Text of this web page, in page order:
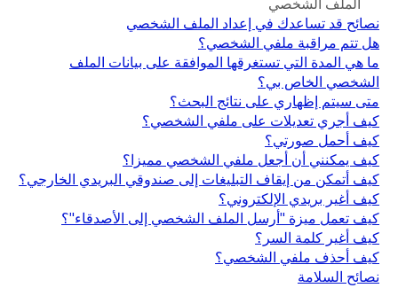
نصائح قد تساعدك في إعداد الملف الشخصي
هل تتم مراقبة ملفي الشخصي؟
ما هي المدة التي تستغرقها الموافقة على بيانات الملف
الشخصي الخاص بي؟
متى سيتم إظهاري على نتائج البحث؟
كيف أجري تعديلات على ملفي الشخصي؟
كيف أحمل صورتي؟
كيف يمكنني أن أجعل ملفي الشخصي مميزا؟
كيف أتمكن من إيقاف التبليغات إلى صندوقي البريدي الخارجي؟
كيف أغير بريدي الإلكتروني؟
كيف تعمل ميزة "أرسل الملف الشخصي إلى الأصدقاء"؟
كيف أغير كلمة السر؟
كيف أحذف ملفي الشخصي؟
نصائح السلامة